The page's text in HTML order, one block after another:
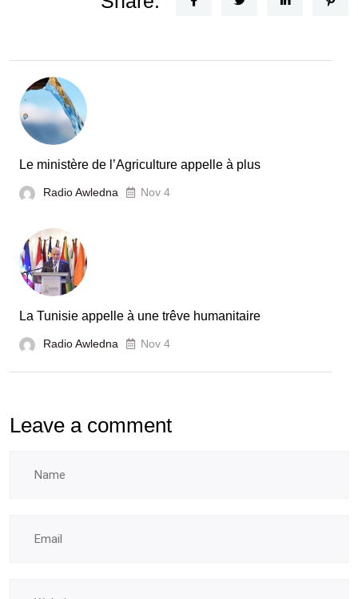
Le ministère de l’Agriculture appelle à plus
Radio Awledna Nov 4
La Tunisie appelle à une trêve humanitaire
Radio Awledna Nov 4
Leave a comment